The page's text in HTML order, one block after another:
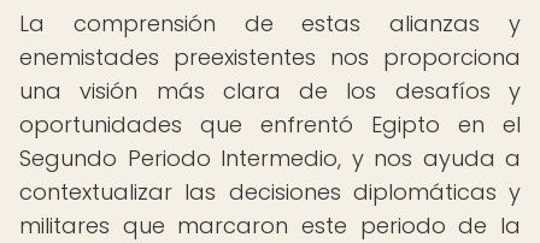
La comprensión de estas alianzas y
enemistades preexistentes nos proporciona
una visión más clara de los desafíos y
oportunidades que enfrentó Egipto en el
Segundo Periodo Intermedio, y nos ayuda a
contextualizar las decisiones diplomáticas y
militares que marcaron este periodo de la